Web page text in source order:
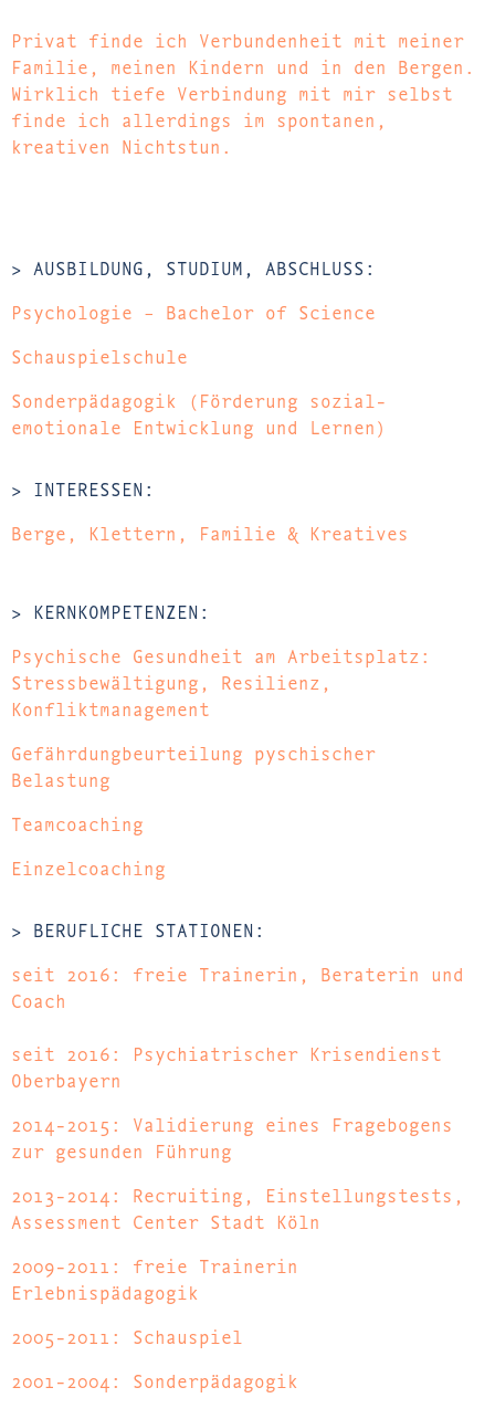
Privat finde ich Verbundenheit mit meiner
Familie, meinen Kindern und in den Bergen.
Wirklich tiefe Verbindung mit mir selbst
finde ich allerdings im spontanen,
kreativen Nichtstun.
> AUSBILDUNG, STUDIUM, ABSCHLUSS:
Psychologie – Bachelor of Science
Schauspielschule
Sonderpädagogik (Förderung sozial-
emotionale Entwicklung und Lernen)
> INTERESSEN:
Berge, Klettern, Familie & Kreatives
> KERNKOMPETENZEN:
Psychische Gesundheit am Arbeitsplatz:
Stressbewältigung, Resilienz,
Konfliktmanagement
Gefährdungbeurteilung pyschischer
Belastung
Teamcoaching
Einzelcoaching
> BERUFLICHE STATIONEN:
seit 2016: freie Trainerin, Beraterin und
Coach
seit 2016: Psychiatrischer Krisendienst
Oberbayern
2014-2015: Validierung eines Fragebogens
zur gesunden Führung
2013-2014: Recruiting, Einstellungstests,
Assessment Center Stadt Köln
2009-2011: freie Trainerin
Erlebnispädagogik
2005-2011: Schauspiel
2001-2004: Sonderpädagogik